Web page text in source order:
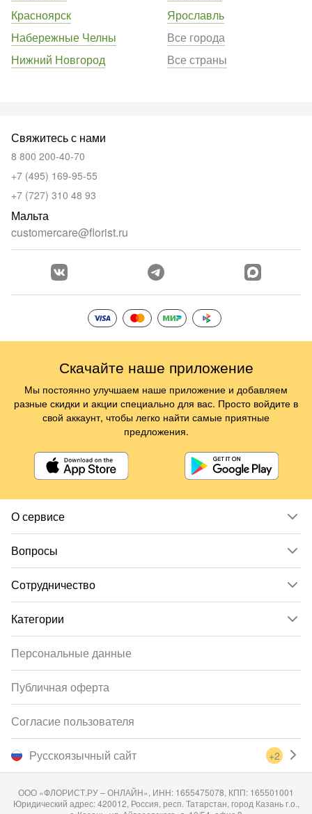
Красноярск
Набережные Челны
Нижний Новгород
Ярославль
Все города
Все страны
О сервисе
Вопросы
Сотрудничество
Категории
Свяжитесь с нами
8 800 200-40-70
+7 (495) 169-95-55
+7 (727) 310 48 93
Мальта
customercare@florist.ru
Русскоязычный сайт +2
Персональные данные
Публичная оферта
Согласие пользователя
ООО «ФЛОРИСТ.РУ – ОНЛАЙН», ИНН: 1655475078, КПП: 165501001
Юридический адрес: 420012, Россия, респ. Татарстан, город Казань г.о.,
Скачайте наше приложение
Мы постоянно улучшаем наше приложение и добавляем
разные скидки и акции специально для вас. Просто войдите в
свой аккаунт, чтобы легко найти самые приятные
предложения.